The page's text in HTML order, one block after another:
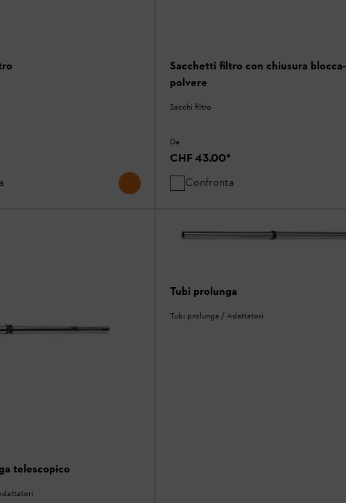
Sacchetti filtro con chiusura blocca-
polvere
Sacchi filtro
Da
CHF 43.00*
Confronta
telescopico
Tubi prolunga
Tubi prolunga / Adattatori